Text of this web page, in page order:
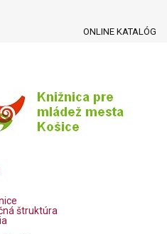
ONLINE KATALÓG
štruktúra